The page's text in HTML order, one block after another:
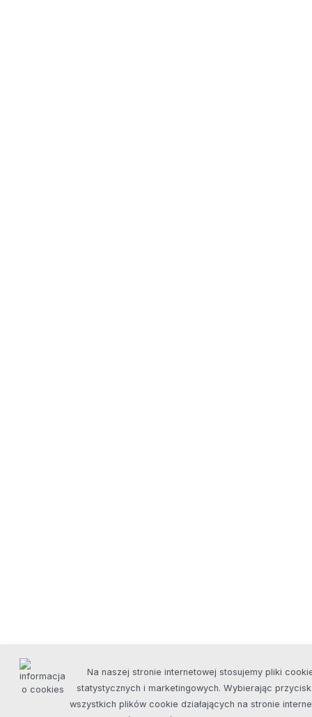
Na naszej stronie internetowej stosujemy pliki
statystycznych i marketingowych. Wybierając
wszystkich plików cookie działających na stronie